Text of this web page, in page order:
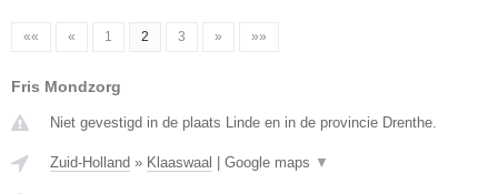
«« « 1 2 3 » »»
Fris Mondzorg
Niet gevestigd in de plaats Linde en in de provincie Drenthe.
Zuid-Holland » Klaaswaal Google maps ▼